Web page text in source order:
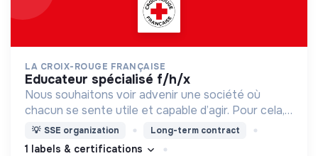
LA CROIX-ROUGE FRANÇAISE
educateur spécialisé f/h/x
Nous souhaitons voir advenir une société où
chacun se sente utile et capable d’agir. Pour cela,
nous proposons des moyens et des lieux
d’engagement innovants et adaptés à tous.
💡 SSE organization Long-term contract
1 labels & certifications